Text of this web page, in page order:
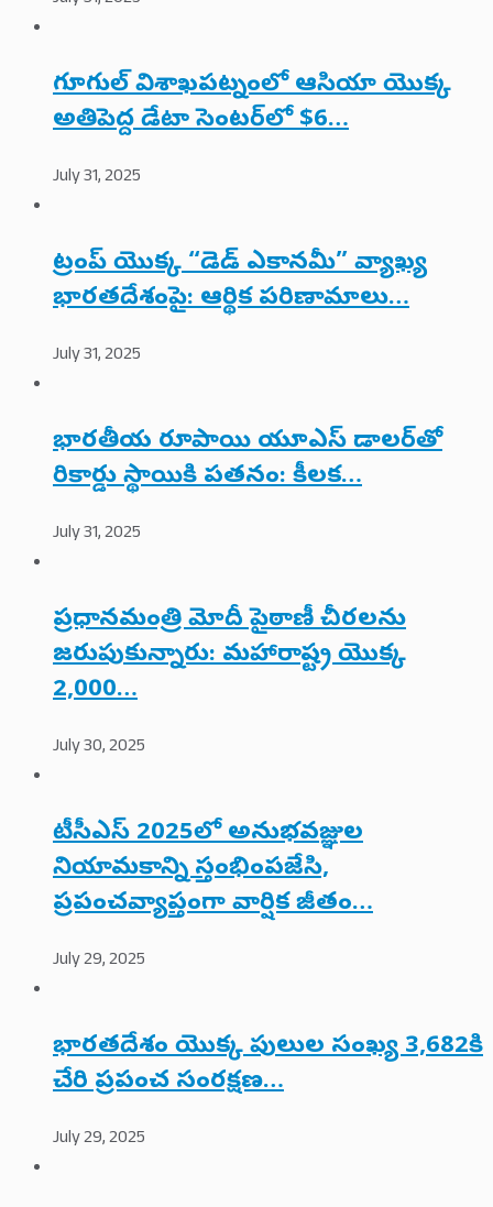
గూగుల్ విశాఖపట్నంలో ఆసియా యొక్క
అతిపెద్ద డేటా సెంటర్‌లో $6…
July 31, 2025
ట్రంప్ యొక్క “డెడ్ ఎకానమీ” వ్యాఖ్య
భారతదేశంపై: ఆర్థిక పరిణామాలు…
July 31, 2025
భారతీయ రూపాయి యూఎస్ డాలర్‌తో
రికార్డు స్థాయికి పతనం: కీలక…
July 31, 2025
ప్రధానమంత్రి మోదీ పైఠాణీ చీరలను
జరుపుకున్నారు: మహారాష్ట్ర యొక్క
2,000…
July 30, 2025
టీసీఎస్ 2025లో అనుభవజ్ఞుల
నియామకాన్ని స్తంభింపజేసి,
ప్రపంచవ్యాప్తంగా వార్షిక జీతం…
July 29, 2025
భారతదేశం యొక్క పులుల సంఖ్య 3,682కి
చేరి ప్రపంచ సంరక్షణ…
July 29, 2025